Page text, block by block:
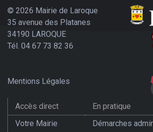
© 2026 Mairie de Laroque
35 avenue des Platanes
34190 LAROQUE
Tél. 04 67 73 82 36
Mentions Légales
Accès direct
En pratique
Votre Mairie
Démarches